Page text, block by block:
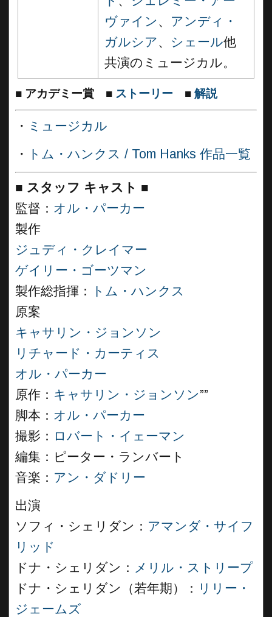
ヴァイン 、 アンディ・
ガルシア、 シェール他
共演のミュージカル。
■ アカデミー賞 ■ ストーリー ■ 解説
・ ミュージカル
・
トム・ハンクス / Tom Hanks 作品一覧
■ スタッフ キャスト ■
監督： オル・パーカー
製作
ジュディ・クレイマー
ゲイリー・ゴーツマン
製作総指揮：
トム・ハンクス
原案
キャサリン・ジョンソン
リチャード・カーティス
オル・パーカー
原作： キャサリン・ジョンソン””
脚本： オル・パーカー
撮影： ロバート・イェーマン
編集：ピーター・ランバート
音楽： アン・ダドリー
出演
ソフィ・シェリダン： アマンダ・サイフ
リッド
ドナ・シェリダン： メリル・ストリープ
ドナ・シェリダン（若年期）： リリー・
ジェームズ